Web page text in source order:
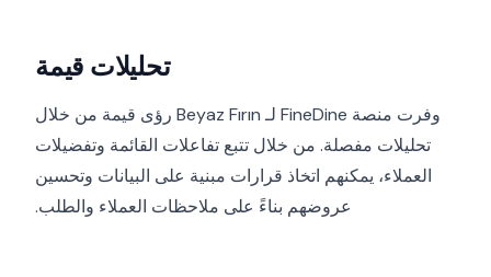
تحليلات قيمة
وفرت منصة FineDine لـ Beyaz Fırın رؤى قيمة من خلال
تحليلات مفصلة. من خلال تتبع تفاعلات القائمة وتفضيلات
العملاء، يمكنهم اتخاذ قرارات مبنية على البيانات وتحسين
عروضهم بناءً على ملاحظات العملاء والطلب.